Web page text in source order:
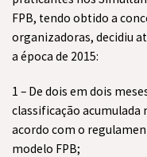
FPB, tendo obtido a
organizadoras, decidiu
a época de 2015:
1 – De dois em dois
classificação acumulada
acordo com o
modelo FPB;